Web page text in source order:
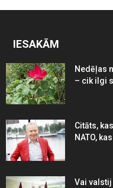
IESAKĀM
Nedēļas
– cik ilgi
Citāts,
NATO,
Vai valstij